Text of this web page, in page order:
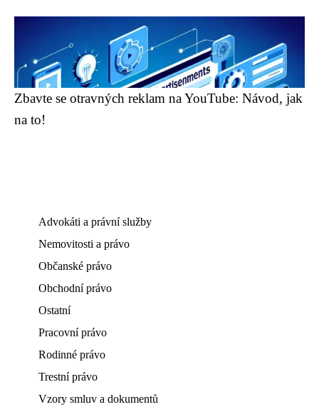
Zbavte se otravných reklam na YouTube: Návod, jak
na to!
Advokáti a právní služby
Nemovitosti a právo
Občanské právo
Obchodní právo
Ostatní
Pracovní právo
Rodinné právo
Trestní právo
Vzory smluv a dokumentů